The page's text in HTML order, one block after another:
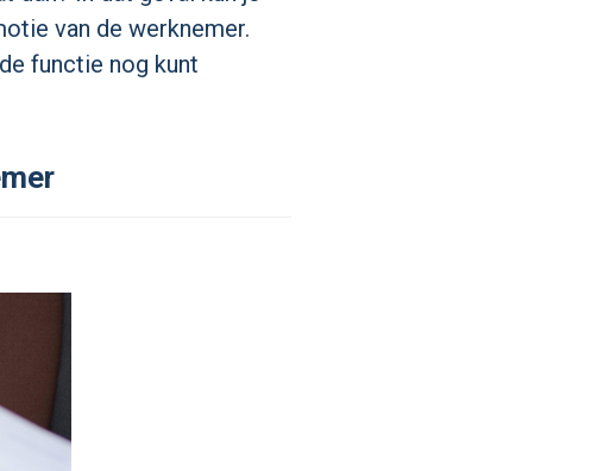
van de werknemer.
functie nog kunt